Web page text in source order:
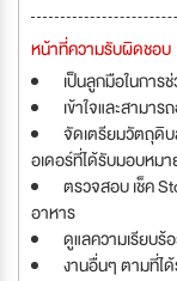
หน้าที่ความรับผิดชอบ
เป็นลูกมือในการ
เข้าใจและสามา
จัดเตรียมวัตถุดิ
อเดอร์ที่ได้รับมอบหม
ตรวจสอบ เช็ค
อาหาร
ดูแลความเรียบร้
งานอื่นๆ ตามที่ไ